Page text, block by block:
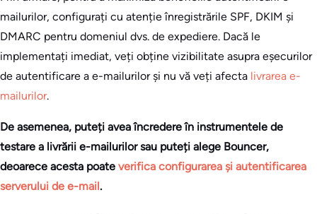
mailurilor, configurați cu atenție înregistrările SPF, DKIM și
DMARC pentru domeniul dvs. de expediere. Dacă le
implementați imediat, veți obține vizibilitate asupra eșecurilor
de autentificare a e-mailurilor și nu vă veți afecta livrarea e-
mailurilor.
De asemenea, puteți avea încredere în instrumentele de
testare a livrării e-mailurilor sau puteți alege Bouncer,
deoarece acesta poate verifica configurarea și autentificarea
serverului de e-mail.